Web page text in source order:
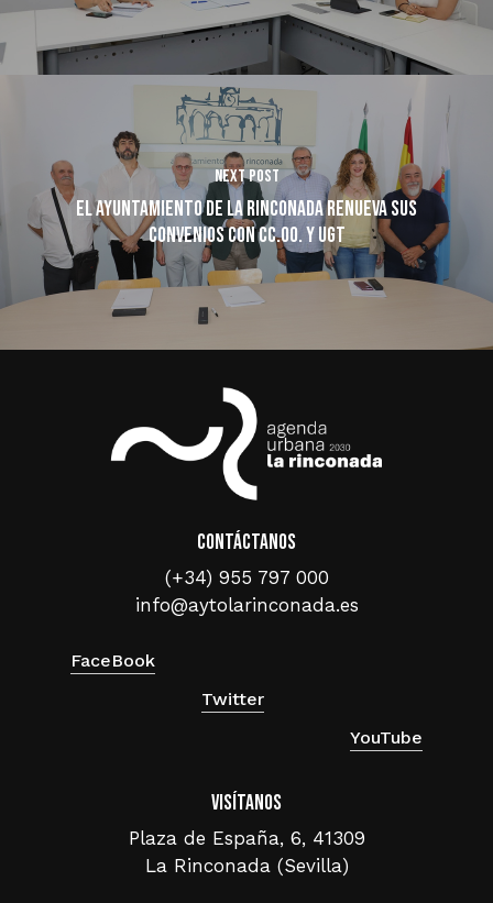
Next Post
El Ayuntamiento de La Rinconada renueva sus
convenios con CC.OO. y UGT
Contáctanos
(+34) 955 797 000
info@aytolarinconada.es
FaceBook
Twitter
YouTube
Visítanos
Plaza de España, 6, 41309
La Rinconada (Sevilla)